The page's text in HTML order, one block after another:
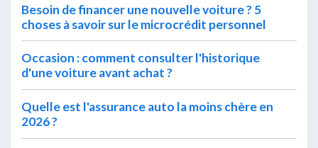
Besoin de financer une nouvelle voiture ? 5
choses à savoir sur le microcrédit personnel
Occasion : comment consulter l'historique
d'une voiture avant achat ?
Quelle est l'assurance auto la moins chère en
2026 ?